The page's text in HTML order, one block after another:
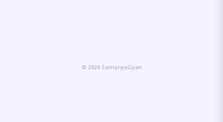
© 2026 SamanyaGyan